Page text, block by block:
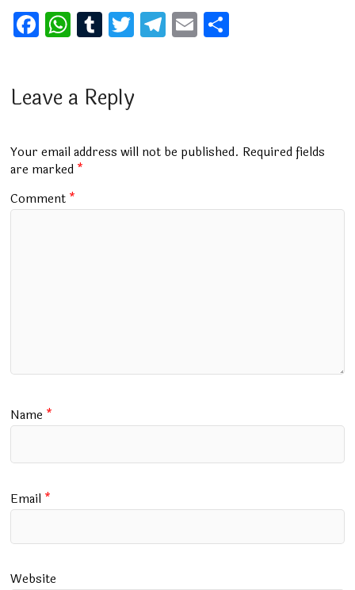
F
a
b
o
k
W
h
s
p
p
T
u
bl
T
wi
er
T
el
m
E
m
Leave a Reply
Your email address will not be published. Required fields
are marked *
Comment *
Name *
Email *
Website